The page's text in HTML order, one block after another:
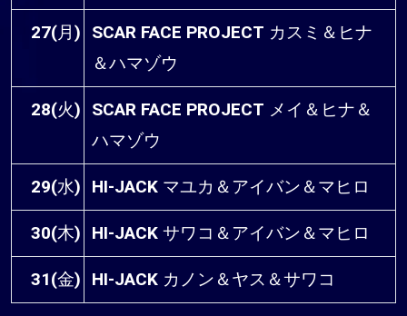
27(月) SCAR FACE PROJECT カスミ＆ヒナ
＆ハマゾウ
28(火) SCAR FACE PROJECT メイ＆ヒナ＆
ハマゾウ
29(水) HI-JACK マユカ＆アイバン＆マヒロ
30(木) HI-JACK サワコ＆アイバン＆マヒロ
31(金) HI-JACK カノン＆ヤス＆サワコ